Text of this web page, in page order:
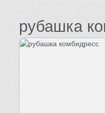
рубашка